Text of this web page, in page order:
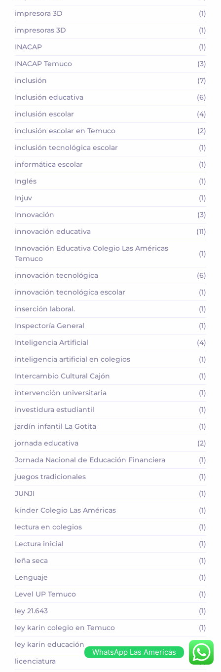
impresora 3D
(1)
impresoras 3D
(1)
INACAP
(1)
INACAP Temuco
(3)
inclusión
(7)
Inclusión educativa
(6)
inclusión escolar
(4)
inclusión escolar en Temuco
(2)
inclusión tecnológica escolar
(1)
informática escolar
(1)
Inglés
(1)
Injuv
(1)
Innovación
(3)
innovación educativa
(11)
Innovación Educativa Colegio Las Américas
Temuco
(1)
innovación tecnológica
(6)
innovación tecnológica escolar
(1)
inserción laboral.
(1)
Inspectoría General
(1)
Inteligencia Artificial
(4)
inteligencia artificial en colegios
(1)
Intercambio Cultural Cajón
(1)
intervención universitaria
(1)
investidura estudiantil
(1)
jardín infantil La Gotita
(1)
jornada educativa
(2)
Jornada Nacional de Educación Financiera
(1)
juegos tradicionales
(1)
JUNJI
(1)
kínder Colegio Las Américas
(1)
lectura en colegios
(1)
Lectura inicial
(1)
leña seca
(1)
Lenguaje
(1)
Level UP Temuco
(1)
ley 21.643
(1)
ley karin colegio en Temuco
(1)
ley karin educación
(1)
licenciatura
(1)
WhatsApp Las Americas